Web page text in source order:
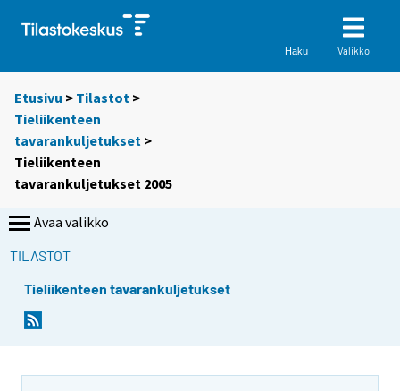
Haku Valikko
Etusivu > Tilastot >
Tieliikenteen
tavarankuljetukset >
Tieliikenteen
tavarankuljetukset 2005
Avaa valikko
TILASTOT
Tieliikenteen tavarankuljetukset